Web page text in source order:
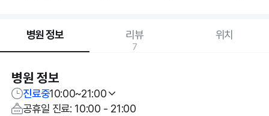
병원 정보 리뷰
7
위치
병원 정보
진료중10:00~21:00
공휴일 진료: 10:00 - 21:00